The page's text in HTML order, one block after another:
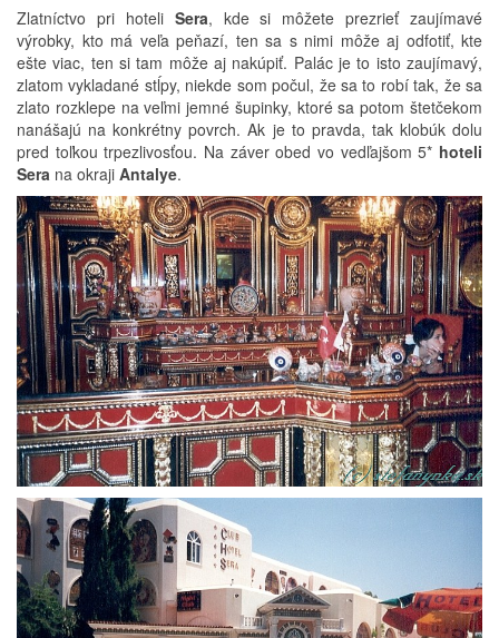
Zlatníctvo pri hoteli Sera, kde si môžete prezrieť zaujímavé
výrobky, kto má veľa peňazí, ten sa s nimi môže aj odfotiť, kte
ešte viac, ten si tam môže aj nakúpiť. Palác je to isto zaujímavý,
zlatom vykladané stĺpy, niekde som počul, že sa to robí tak, že sa
zlato rozklepe na veľmi jemné šupinky, ktoré sa potom štetčekom
nanášajú na konkrétny povrch. Ak je to pravda, tak klobúk dolu
pred toľkou trpezlivosťou. Na záver obed vo vedľajšom 5* hoteli
Sera na okraji Antalye.